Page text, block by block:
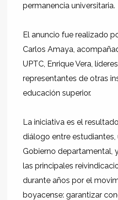
permanencia universitaria.
El anuncio fue realizado
Carlos Amaya,
UPTC, Enrique Vera,
representantes de otras
educación superior.
La iniciativa es el
diálogo entre estudiantes,
Gobierno departamental,
las principales
durante años por el
boyacense: garantizar